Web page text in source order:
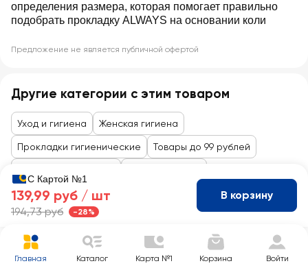
определения размера, которая помогает правильно
подобрать прокладку ALWAYS на основании коли
Предложение не является публичной офертой
Другие категории с этим товаром
Уход и гигиена Женская гигиена
Прокладки гигиенические Товары до 99 рублей
С Картой №1
139,99 руб / шт
194,73 руб -28%
В корзину
Главная Каталог Карта №1 Корзина Войти